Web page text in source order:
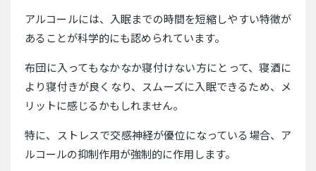
アルコールには、入眠までの時間を短縮しやすい特徴が
あることが科学的にも認められています。
布団に入ってもなかなか寝付けない方にとって、寝酒に
より寝付きが良くなり、スムーズに入眠できるため、メ
リットに感じるかもしれません。
特に、ストレスで交感神経が優位になっている場合、ア
ルコールの抑制作用が強制的に作用します。